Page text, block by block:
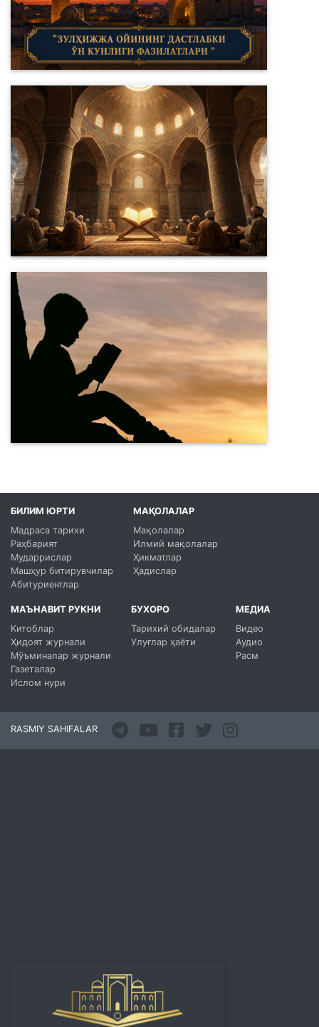
БИЛИМ ЮРТИ
Мадраса тарихи
Раҳбарият
Мударрислар
Машҳур битирувчилар
Абитуриентлар
МАҚОЛАЛАР
Мақолалар
Илмий мақолалар
Ҳикматлар
Ҳадислар
МАЪНАВИТ РУКНИ
Китоблар
Ҳидоят журнали
Мўъминалар журнали
Газеталар
Ислом нури
БУХОРО
Тарихий обидалар
Улуғлар ҳаёти
МЕДИА
Видео
Аудио
Расм
RASMIY SAHIFALAR